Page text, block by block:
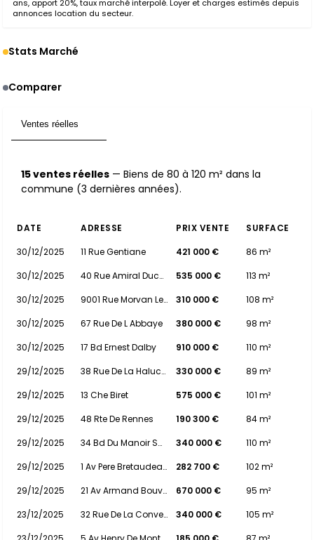
ans, apport 20%, taux marché interpolé. Loyer et charges estimés depuis
annonces location du secteur.
Stats Marché
Comparer
Ventes réelles
15 ventes réelles — Biens de 80 à 120 m² dans la
commune (3 dernières années).
DATE ADRESSE PRIX VENTE
SURFACE
30/12/2025
11 Rue Gentiane 421 000 €
86 m²
30/12/2025
40 Rue Amiral Duchaffault 535 000 €
113 m²
30/12/2025
9001 Rue Morvan Lebesque 310 000 €
108 m²
30/12/2025
67 Rue De L Abbaye 380 000 €
98 m²
30/12/2025
17 Bd Ernest Dalby 910 000 €
110 m²
29/12/2025
38 Rue De La Haluchere 330 000 €
89 m²
29/12/2025
13 Che Biret 575 000 €
101 m²
29/12/2025
48 Rte De Rennes 190 300 €
84 m²
29/12/2025
34 Bd Du Manoir Saint-lo 340 000 €
110 m²
29/12/2025
1 Av Pere Bretaudeau 282 700 €
102 m²
29/12/2025
21 Av Armand Bouvier 670 000 €
95 m²
23/12/2025
32 Rue De La Convention 340 000 €
105 m²